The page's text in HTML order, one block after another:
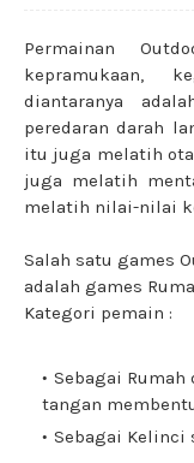
Permainan
kepramukaan,
diantaranya
peredaran darah
itu juga melatih
juga melatih
melatih nilai-nilai
Salah satu games
adalah games
Kategori pemain :
Sebagai
tangan
Sebagai Kelinci